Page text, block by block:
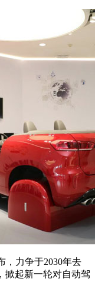
，力争于2030年去
掀起新一轮对自动驾